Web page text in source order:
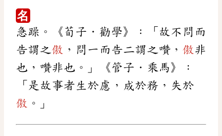
名
急躁。《荀子．勸學》：「故不問而
告謂之傲 ，問一而告二謂之囋， 傲 非
也，囋非也。」《管子．乘馬》：
「是故事者生於慮，成於務，失於
傲 。」